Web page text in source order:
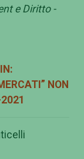
e Diritto -
NON